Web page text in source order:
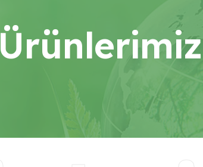
Ürünlerimiz